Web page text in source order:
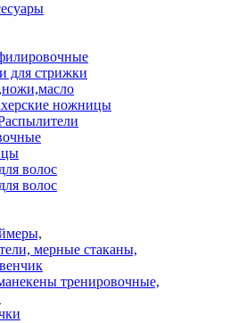
для стрижки
ножницы
волос
волос
мерные стаканы,
тренировочные,